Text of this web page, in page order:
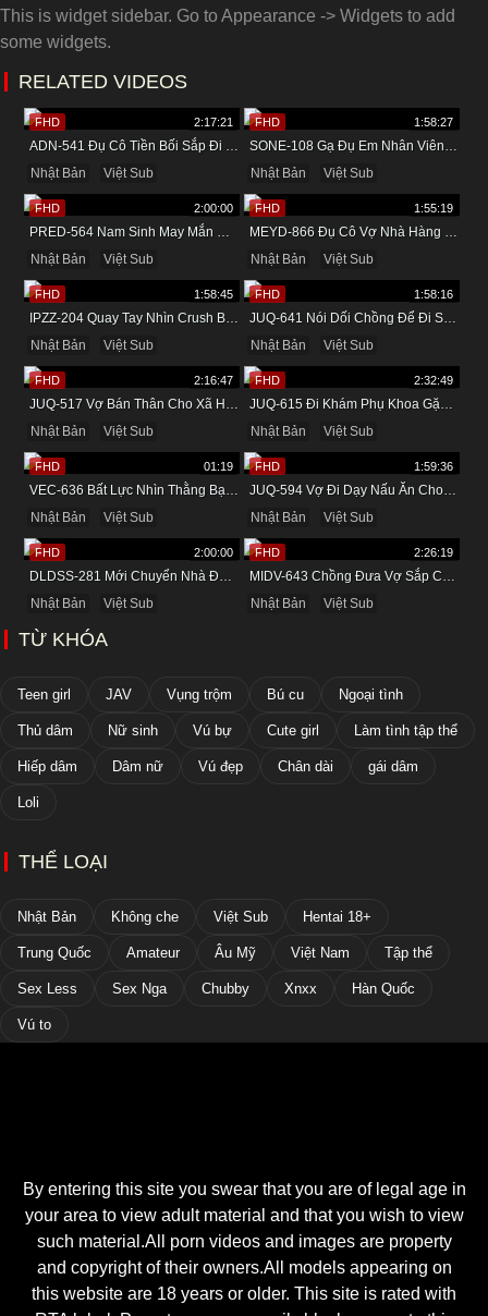
This is widget sidebar. Go to Appearance -> Widgets to add
some widgets.
RELATED VIDEOS
ADN-541 Đụ Cô Tiền Bối Sắp Đi Lấy Chồng Trong Khách Sạn
Nhật Bản
Việt Sub
FHD 2:17:21
SONE-108 Gạ Đụ Em Nhân Viên Mới Trong Khách Sạn
Nhật Bản
Việt Sub
FHD 1:58:27
PRED-564 Nam Sinh May Mắn Được Cô Giáo Dâm Đãng Bú Cu
Nhật Bản
Việt Sub
FHD 2:00:00
MEYD-866 Đụ Cô Vợ Nhà Hàng Xóm Vú Bự Khi Về Quê
Nhật Bản
Việt Sub
FHD 1:55:19
IPZZ-204 Quay Tay Nhìn Crush Bị Quản Lý Chịch
Nhật Bản
Việt Sub
FHD 1:58:45
JUQ-641 Nói Dối Chồng Để Đi Suối Nước Nóng Cùng Tình Nhân
Nhật Bản
Việt Sub
FHD 1:58:16
JUQ-517 Vợ Bán Thân Cho Xã Hội Đen Để Trả Nợ Cho Chồng
Nhật Bản
Việt Sub
FHD 2:16:47
JUQ-615 Đi Khám Phụ Khoa Gặp Tên Bác Sĩ Biến Thái
Nhật Bản
Việt Sub
FHD 2:32:49
VEC-636 Bất Lực Nhìn Thằng Bạn Xấu Tính Đụ Mẹ Mình Ngay Trước Mặt
Nhật Bản
Việt Sub
FHD 01:19
JUQ-594 Vợ Đi Dạy Nấu Ăn Cho Bạn Thân Và Cái Kết
Nhật Bản
Việt Sub
FHD 1:59:36
DLDSS-281 Mới Chuyển Nhà Đã Được Đụ Cô Hàng Xóm Thích Lộ Hàng
Nhật Bản
Việt Sub
FHD 2:00:00
MIDV-643 Chồng Đưa Vợ Sắp Cưới Đi Massage Và Cái Kết
Nhật Bản
Việt Sub
FHD 2:26:19
TỪ KHÓA
Teen girl JAV Vụng trộm Bú cu Ngoại tình
Thủ dâm Nữ sinh Vú bự Cute girl Làm tình tập thể
Hiếp dâm Dâm nữ Vú đẹp Chân dài gái dâm
Loli
THỂ LOẠI
Nhật Bản Không che Việt Sub Hentai 18+
Trung Quốc Amateur Âu Mỹ Việt Nam Tập thể
Sex Less Sex Nga Chubby Xnxx Hàn Quốc
Vú to
By entering this site you swear that you are of legal age in
your area to view adult material and that you wish to view
such material.All porn videos and images are property
and copyright of their owners.All models appearing on
this website are 18 years or older. This site is rated with